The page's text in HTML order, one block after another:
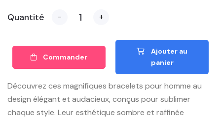
Quantité - +
Commander
Ajouter au
panier
Découvrez ces magnifiques bracelets pour homme au
design élégant et audacieux, conçus pour sublimer
chaque style. Leur esthétique sombre et raffinée